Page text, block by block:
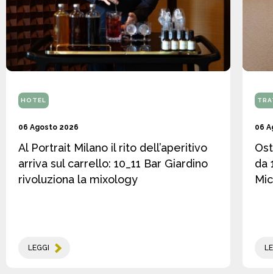
HOTEL
06 Agosto 2026
Al Portrait Milano il rito dell’aperitivo
arriva sul carrello: 10_11 Bar Giardino
rivoluziona la mixology
LEGGI
06
da